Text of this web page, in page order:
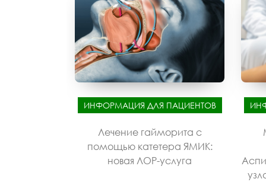
ИНФОРМАЦИЯ ДЛЯ ПАЦИЕНТОВ
Лечение гайморита с
помощью катетера ЯМИК:
новая ЛОР-услуга